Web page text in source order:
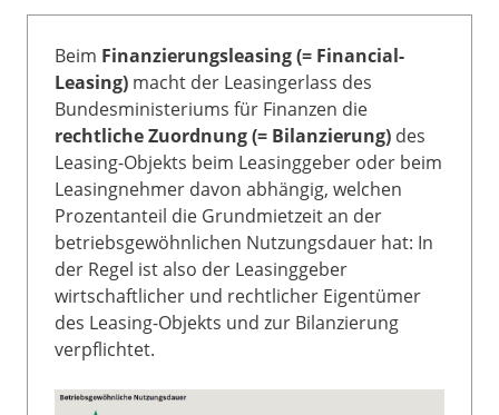
Beim Finanzierungsleasing (= Financial-
Leasing) macht der Leasingerlass des
Bundesministeriums für Finanzen die
rechtliche Zuordnung (= Bilanzierung) des
Leasing-Objekts beim Leasinggeber oder beim
Leasingnehmer davon abhängig, welchen
Prozentanteil die Grundmietzeit an der
betriebsgewöhnlichen Nutzungsdauer hat: In
der Regel ist also der Leasinggeber
wirtschaftlicher und rechtlicher Eigentümer
des Leasing-Objekts und zur Bilanzierung
verpflichtet.